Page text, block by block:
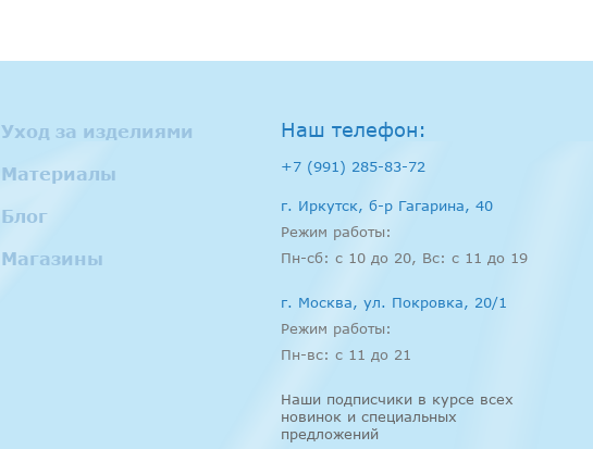
Уход за изделиями
Материалы
Блог
Магазины
Наш телефон:
+7 (991) 285-83-72
г. Иркутск, б-р Гагарина, 40
Режим работы:
Пн-сб: c 10 до 20, Вс: с 11 до 19
г. Москва, ул. Покровка, 20/1
Режим работы:
Пн-вс: c 11 до 21
Наши подписчики в курсе всех
новинок и специальных
предложений